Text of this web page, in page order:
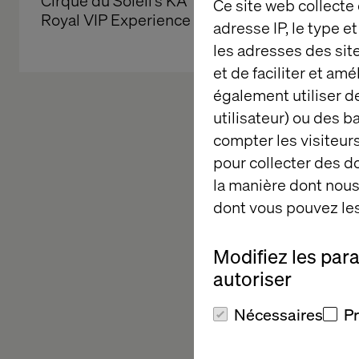
Ce site web
adresse IP, le type
les adresses des
et de faciliter et
également utiliser
utilisateur) ou des
compter les
pour collecter des
la manière dont
dont vous pouvez
Modifiez les
autoriser
Nécessaires
Royal VIP Experience
The
Valtech
We unlock value